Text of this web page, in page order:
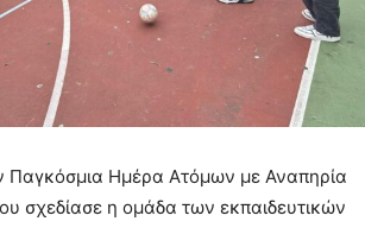
Παγκόσμια Ημέρα Ατόμων με Αναπηρία
σχεδίασε η ομάδα των εκπαιδευτικών